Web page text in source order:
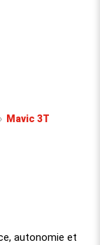
› Mavic 3T
autonomie et